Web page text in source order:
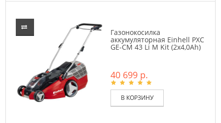
Газонокосилка
аккумуляторная Einhell PXC
GE-CM 43 Li M Kit (2x4,0Ah)
40 699 р.
В КОРЗИНУ